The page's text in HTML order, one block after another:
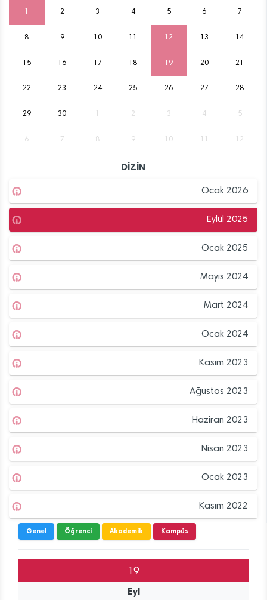
2 3 4 5 6 7
8 9 10 12 13 14
15 16 17 18 19 20 21
22 23 24 25 26 27 28
29 30 2 3 4 5
6 7 8 9 10 12
DİZİN
Ocak 2026
Eylül 2025
Ocak 2025
Mayıs 2024
Mart 2024
Ocak 2024
Kasım 2023
Ağustos 2023
Haziran 2023
Nisan 2023
Ocak 2023
Kasım 2022
Genel Öğrenci Akademik Kampüs
19
Eyl